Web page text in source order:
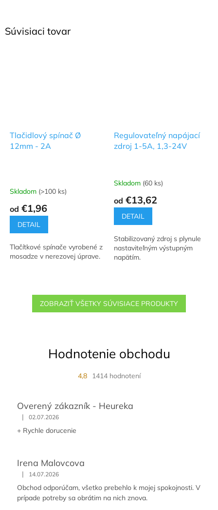
Súvisiaci tovar
Tlačidlový spínač Ø
12mm - 2A
Skladom (>100 ks)
od €1,96
DETAIL
Tlačítkové spínače vyrobené z
mosadze v nerezovej úprave.
Regulovateľný napájací
zdroj 1-5A, 1,3-24V
Priemerné
produktu
4,8
5
hviezdičiek.
Skladom (60 ks)
od €13,62
DETAIL
Stabilizovaný zdroj s plynule
nastaviteľným výstupným
napätím.
ZOBRAZIŤ VŠETKY SÚVISIACE PRODUKTY
Hodnotenie obchodu
4,8 1414 hodnotení
Overený zákazník - Heureka
| 02.07.2026
+ Rychle dorucenie
Irena Malovcova
| 14.07.2026
Obchod odporúčam, všetko prebehlo k mojej spokojnosti. V
prípade potreby sa obrátim na nich znova.